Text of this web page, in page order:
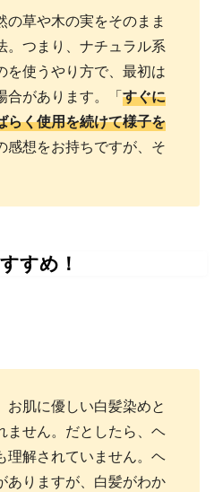
草や木の実をそのまま
。つまり、ナチュラル系
を使うやり方で、最初は
合があります。「すぐに
らく使用を続けて様子を
感想をお持ちですが、そ
すめ！
肌に優しい白髪染めと
ません。だとしたら、ヘ
理解されていません。ヘ
ありますが、白髪がわか